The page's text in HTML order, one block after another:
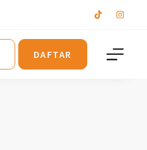
DAFTAR